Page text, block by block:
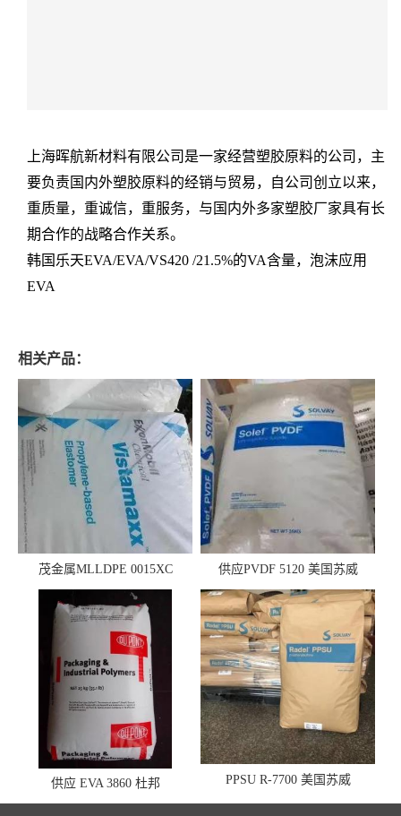
上海晖航新材料有限公司是一家经营塑胶原料的公司，主
要负责国内外塑胶原料的经销与贸易，自公司创立以来，
重质量，重诚信，重服务，与国内外多家塑胶厂家具有长
期合作的战略合作关系。
韩国乐天EVA/EVA/VS420 /21.5%的VA含量，泡沫应用
EVA
相关产品：
茂金属MLLDPE 0015XC
0019XC 现货
供应PVDF 5120 美国苏威
供应 EVA 3860 杜邦 PPSU R-7700 美国苏威